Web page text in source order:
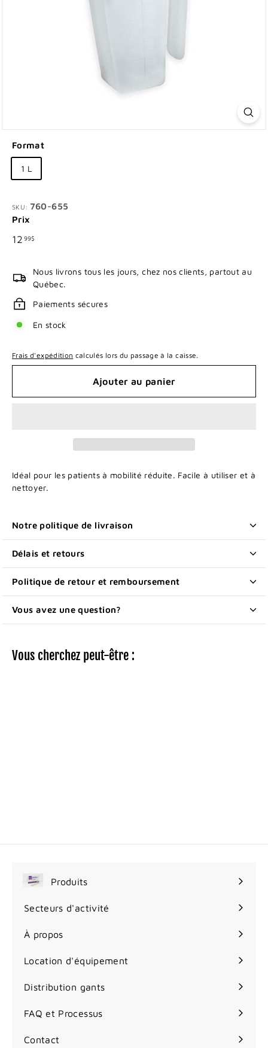
Format
1 L
SKU: 760-655
Prix
Prix
12 99$
Nous livrons tous les jours, chez nos clients, partout au
Québec.
Paiements sécures
En stock
Frais d'expédition calculés lors du passage à la caisse.
Ajouter au panier
Idéal pour les patients à mobilité réduite. Facile à utiliser et à
nettoyer.
Notre politique de livraison
Délais et retours
Politique de retour et remboursement
Vous avez une question?
Vous cherchez peut-être :
9
Produits
Ouvrir
Secteurs d'activité
Ouvrir
le
menu
À propos
Location d'équipement
Distribution gants
FAQ et Processus
Contact